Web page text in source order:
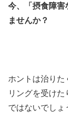
今、「摂食障害
ませんか？
ホントは治りた
リングを受け
ではないでしょ